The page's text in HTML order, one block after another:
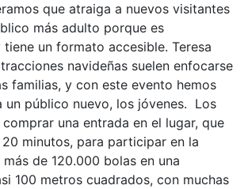
que atraiga a nuevos visitantes
más adulto porque es
tiene un formato accesible. Teresa
navideñas suelen enfocarse
familias, y con este evento hemos
un público nuevo, los jóvenes. Los
una entrada en el lugar, que
minutos, para participar en la
de 120.000 bolas en una
100 metros cuadrados, con muchas